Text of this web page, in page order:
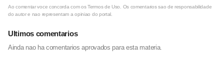
Ao comentar voce concorda com os Termos de Uso. Os comentarios sao de responsabilidade
do autor e nao representam a opiniao do portal.
Ultimos comentarios
Ainda nao ha comentarios aprovados para esta materia.